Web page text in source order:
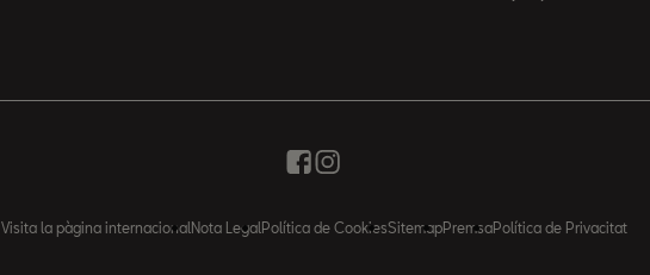
Visita la pàgina internacional Nota Legal Política de CookiesSitemapPremsaPolítica de Privacitat